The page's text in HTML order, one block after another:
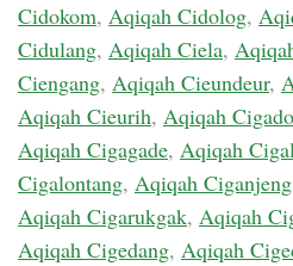
Cidokom, Aqiqah Cidolog,
Cidulang, Aqiqah Ciela,
Ciengang, Aqiqah Cieundeur,
Aqiqah Cieurih, Aqiqah
Aqiqah Cigagade, Aqiqah
Cigalontang, Aqiqah Ciganjeng
Aqiqah Cigarukgak, Aqiqah
Aqiqah Cigedang, Aqiqah